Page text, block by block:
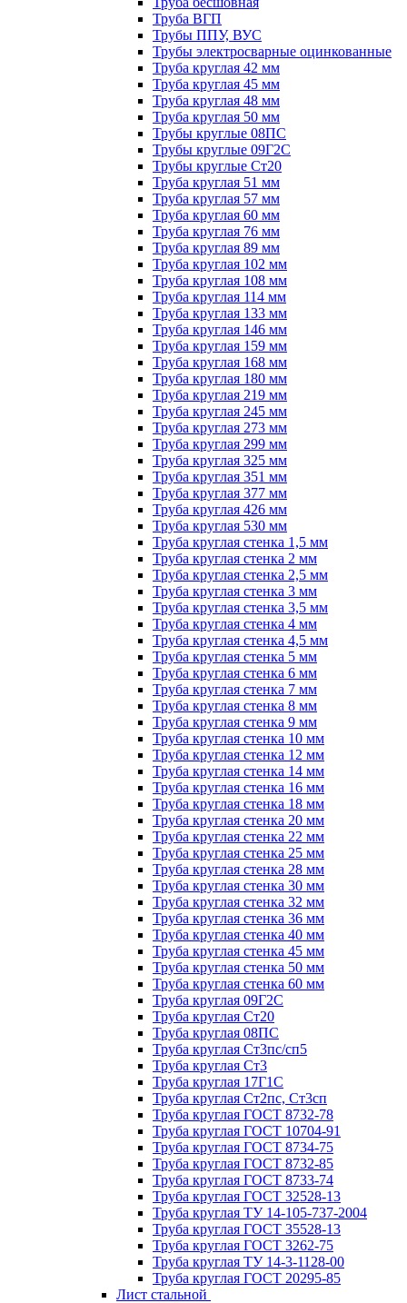
Труба ВГП
Трубы ППУ, ВУС
Трубы электросварные оцинкованные
Труба круглая 42 мм
Труба круглая 45 мм
Труба круглая 48 мм
Труба круглая 50 мм
Трубы круглые 08ПС
Трубы круглые 09Г2С
Трубы круглые Ст20
Труба круглая 51 мм
Труба круглая 57 мм
Труба круглая 60 мм
Труба круглая 76 мм
Труба круглая 89 мм
Труба круглая 102 мм
Труба круглая 108 мм
Труба круглая 114 мм
Труба круглая 133 мм
Труба круглая 146 мм
Труба круглая 159 мм
Труба круглая 168 мм
Труба круглая 180 мм
Труба круглая 219 мм
Труба круглая 245 мм
Труба круглая 273 мм
Труба круглая 299 мм
Труба круглая 325 мм
Труба круглая 351 мм
Труба круглая 377 мм
Труба круглая 426 мм
Труба круглая 530 мм
Труба круглая стенка 1,5 мм
Труба круглая стенка 2 мм
Труба круглая стенка 2,5 мм
Труба круглая стенка 3 мм
Труба круглая стенка 3,5 мм
Труба круглая стенка 4 мм
Труба круглая стенка 4,5 мм
Труба круглая стенка 5 мм
Труба круглая стенка 6 мм
Труба круглая стенка 7 мм
Труба круглая стенка 8 мм
Труба круглая стенка 9 мм
Труба круглая стенка 10 мм
Труба круглая стенка 12 мм
Труба круглая стенка 14 мм
Труба круглая стенка 16 мм
Труба круглая стенка 18 мм
Труба круглая стенка 20 мм
Труба круглая стенка 22 мм
Труба круглая стенка 25 мм
Труба круглая стенка 28 мм
Труба круглая стенка 30 мм
Труба круглая стенка 32 мм
Труба круглая стенка 36 мм
Труба круглая стенка 40 мм
Труба круглая стенка 45 мм
Труба круглая стенка 50 мм
Труба круглая стенка 60 мм
Труба круглая 09Г2С
Труба круглая Ст20
Труба круглая 08ПС
Труба круглая Ст3пс/сп5
Труба круглая Ст3
Труба круглая 17Г1С
Труба круглая Ст2пс, Ст3сп
Труба круглая ГОСТ 8732-78
Труба круглая ГОСТ 10704-91
Труба круглая ГОСТ 8734-75
Труба круглая ГОСТ 8732-85
Труба круглая ГОСТ 8733-74
Труба круглая ГОСТ 32528-13
Труба круглая ТУ 14-105-737-2004
Труба круглая ГОСТ 35528-13
Труба круглая ГОСТ 3262-75
Труба круглая ТУ 14-3-1128-00
Труба круглая ГОСТ 20295-85
Лист стальной